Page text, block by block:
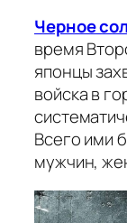
Черное
время
японцы
войска в
Всего ими
мужчин,